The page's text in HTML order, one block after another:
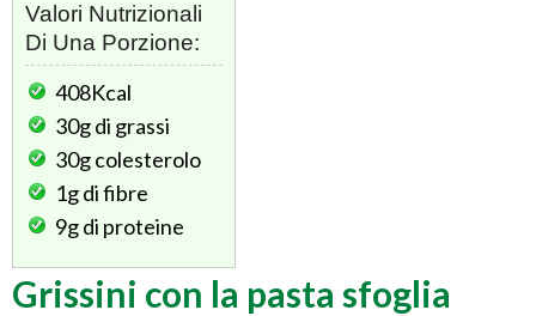
Valori Nutrizionali
Di Una Porzione:
408Kcal
30gdi grassi
30gcolesterolo
1gdi fibre
9gdi proteine
Grissini con la pasta sfoglia